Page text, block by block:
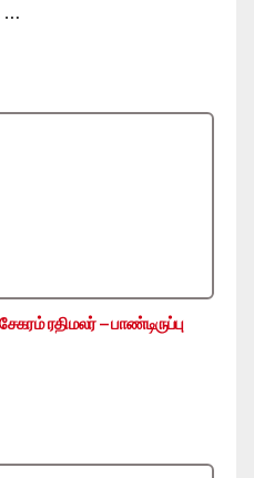
…
ரதிமலர் – பாண்டிருப்பு